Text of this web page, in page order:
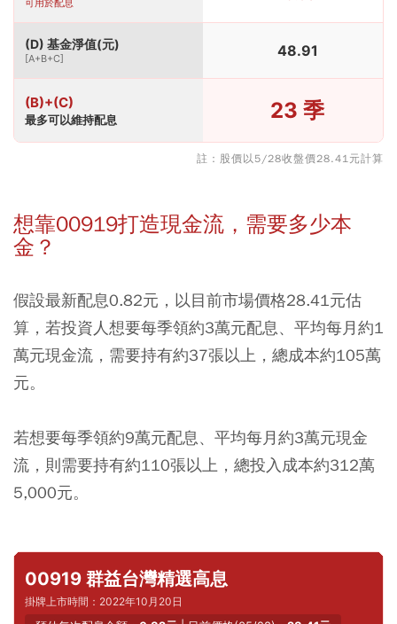
可用於配息
(D) 基金淨值(元)
[A+B+C] 48.91
(B)+(C)
最多可以維持配息 23 季
註：股價以5/28收盤價28.41元計算
想靠00919打造現金流，需要多少本
金？
假設最新配息0.82元，以目前市場價格28.41元估
算，若投資人想要每季領約3萬元配息、平均每月約1
萬元現金流，需要持有約37張以上，總成本約105萬
元。
若想要每季領約9萬元配息、平均每月約3萬元現金
流，則需要持有約110張以上，總投入成本約312萬
5,000元。
00919 群益台灣精選高息
掛牌上市時間：2022年10月20日